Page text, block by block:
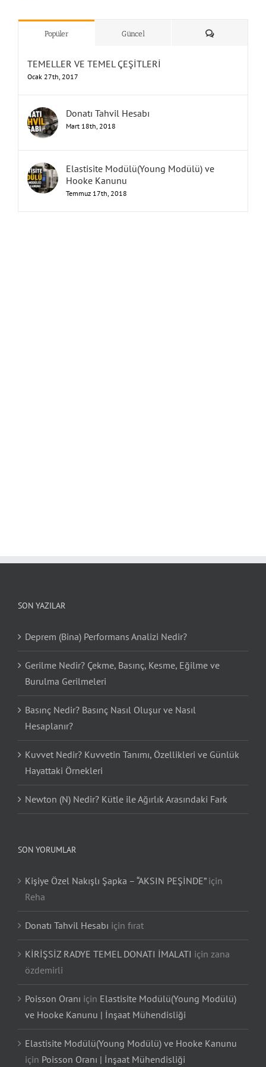
& ”Humbarahane”
Popüler Güncel Yorum
TEMELLER VE TEMEL ÇEŞİTLERİ
Ocak 27th, 2017
Donatı Tahvil Hesabı
Mart 18th, 2018
Elastisite Modülü(Young Modülü) ve
Hooke Kanunu
Temmuz 17th, 2018
SON YAZILAR
Deprem (Bina) Performans Analizi Nedir?
Gerilme Nedir? Çekme, Basınç, Kesme, Eğilme ve
Burulma Gerilmeleri
Basınç Nedir? Basınç Nasıl Oluşur ve Nasıl
Hesaplanır?
Kuvvet Nedir? Kuvvetin Tanımı, Özellikleri ve Günlük
Hayattaki Örnekleri
Newton (N) Nedir? Kütle ile Ağırlık Arasındaki Fark
SON YORUMLAR
Kişiye Özel Nakışlı Şapka – “AKSIN PEŞİNDE”için
Reha
Donatı Tahvil Hesabı için fırat
KİRİŞSİZ RADYE TEMEL DONATI İMALATI için zana
özdemirli
Poisson Oranı için Elastisite Modülü(Young Modülü)
ve Hooke Kanunu | İnşaat Mühendisliği
Elastisite Modülü(Young Modülü) ve Hooke Kanunu
için Poisson Oranı | İnşaat Mühendisliği